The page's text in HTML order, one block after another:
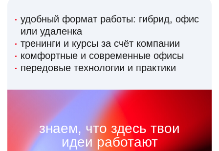
удобный формат работы: гибрид, офис
или удаленка
тренинги и курсы за счёт компании
комфортные и современные офисы
передовые технологии и практики
знаем, что здесь твои
идеи работают